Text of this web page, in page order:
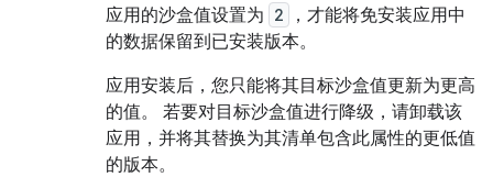
应用的沙盒值设置为 2
，才能将免安装应用中
的数据保留到已安装版本。
应用安装后，您只能将其目标沙盒值更新为更高
的值。 若要对目标沙盒值进行降级，请卸载该
应用，并将其替换为其清单包含此属性的更低值
的版本。